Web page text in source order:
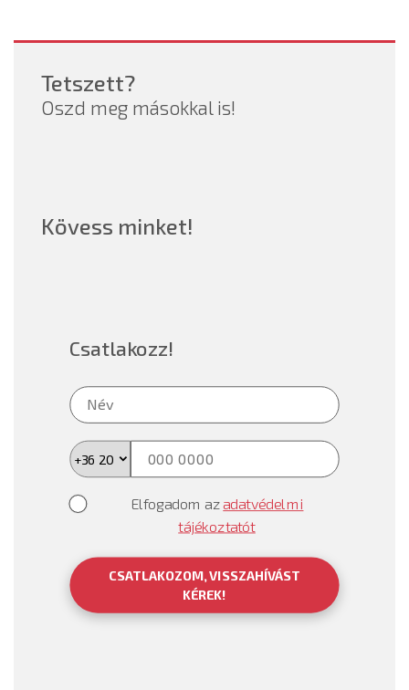
Tetszett?
Oszd meg másokkal is!
Kövess minket!
Csatlakozz!
Elfogadom azadatvédelmi
tájékoztatót
CSATLAKOZOM, VISSZAHÍVÁST
KÉREK!